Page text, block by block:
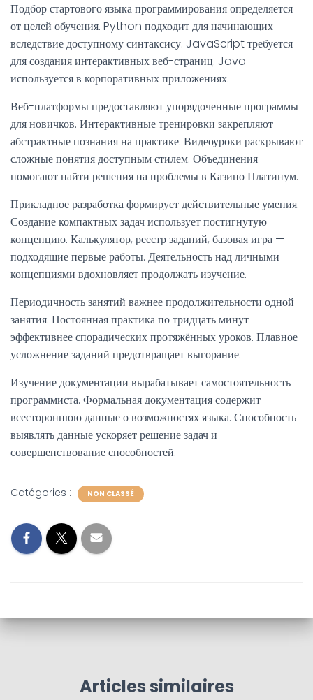
Подбор стартового языка программирования определяется
от целей обучения. Python подходит для начинающих
вследствие доступному синтаксису. JavaScript требуется
для создания интерактивных веб-страниц. Java
используется в корпоративных приложениях.
Веб-платформы предоставляют упорядоченные программы
для новичков. Интерактивные тренировки закрепляют
абстрактные познания на практике. Видеоуроки раскрывают
сложные понятия доступным стилем. Объединения
помогают найти решения на проблемы в Казино Платинум.
Прикладное разработка формирует действительные умения.
Создание компактных задач использует постигнутую
концепцию. Калькулятор, реестр заданий, базовая игра —
подходящие первые работы. Деятельность над личными
концепциями вдохновляет продолжать изучение.
Периодичность занятий важнее продолжительности одной
занятия. Постоянная практика по тридцать минут
эффективнее спорадических протяжённых уроков. Плавное
усложнение заданий предотвращает выгорание.
Изучение документации вырабатывает самостоятельность
программиста. Формальная документация содержит
всестороннюю данные о возможностях языка. Способность
выявлять данные ускоряет решение задач и
совершенствование способностей.
Catégories : NON CLASSÉ
Articles similaires